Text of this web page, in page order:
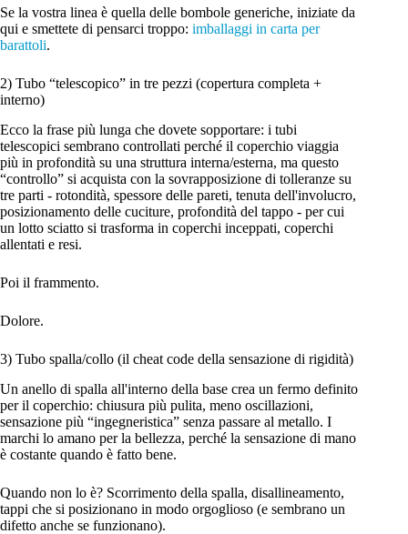
Se la vostra linea è quella delle bombole generiche, iniziate da
qui e smettete di pensarci troppo: imballaggi in carta per
barattoli.
2) Tubo “telescopico” in tre pezzi (copertura completa +
interno)
Ecco la frase più lunga che dovete sopportare: i tubi
telescopici sembrano controllati perché il coperchio viaggia
più in profondità su una struttura interna/esterna, ma questo
“controllo” si acquista con la sovrapposizione di tolleranze su
tre parti - rotondità, spessore delle pareti, tenuta dell'involucro,
posizionamento delle cuciture, profondità del tappo - per cui
un lotto sciatto si trasforma in coperchi inceppati, coperchi
allentati e resi.
Poi il frammento.
Dolore.
3) Tubo spalla/collo (il cheat code della sensazione di rigidità)
Un anello di spalla all'interno della base crea un fermo definito
per il coperchio: chiusura più pulita, meno oscillazioni,
sensazione più “ingegneristica” senza passare al metallo. I
marchi lo amano per la bellezza, perché la sensazione di mano
è costante quando è fatto bene.
Quando non lo è? Scorrimento della spalla, disallineamento,
tappi che si posizionano in modo orgoglioso (e sembrano un
difetto anche se funzionano).